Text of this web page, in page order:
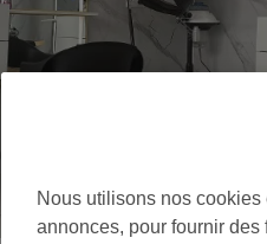
Nous utilisons nos
annonces, pour fournir